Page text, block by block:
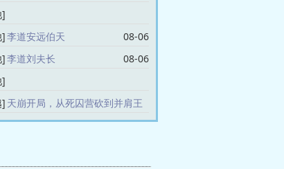
：杀敌亿万，我成神了！李道刘
]
局，从死囚营砍到并肩王李道安
]李道安远伯天
08-06
]李道刘夫长
08-06
]
局，从死囚营砍到并肩王李道刘
] 天崩开局，从死囚营砍到并肩王
08-06